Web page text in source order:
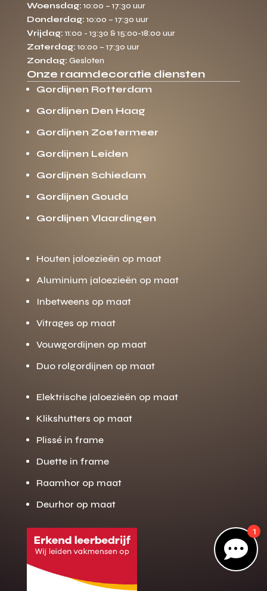
Gratis offerte
10 jaar garantie op de montage
Gratis inmeting (voorwaarden)
Volledig ontzorgd
Wij werken landelijk
100+ stoffen
Gratis offerte
Direct bellen
Woensdag: 10:00 – 17:30 uur
Donderdag: 10:00 – 17:30 uur
Vrijdag: 11:00 - 13:30 & 15:00-18:00 uur
Zaterdag: 10:00 – 17:30 uur
Zondag: Gesloten
Onze raamdecoratie diensten
Gordijnen Rotterdam
Gordijnen Den Haag
Gordijnen Zoetermeer
Gordijnen Leiden
Gordijnen Schiedam
Gordijnen Gouda
Gordijnen Vlaardingen
Houten jaloezieën op maat
Aluminium jaloezieën op maat
Inbetweens op maat
Vitrages op maat
Vouwgordijnen op maat
Duo rolgordijnen op maat
Elektrische jaloezieën op maat
Klikshutters op maat
Plissé in frame
Duette in frame
Raamhor op maat
Deurhor op maat

1